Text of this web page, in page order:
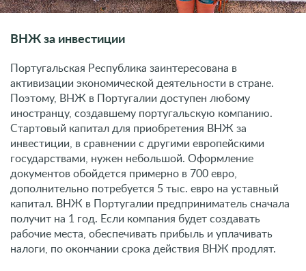
ВНЖ за инвестиции
Португальская Республика заинтересована в
активизации экономической деятельности в стране.
Поэтому, ВНЖ в Португалии доступен любому
иностранцу, создавшему португальскую компанию.
Стартовый капитал для приобретения ВНЖ за
инвестиции, в сравнении с другими европейскими
государствами, нужен небольшой. Оформление
документов обойдется примерно в 700 евро,
дополнительно потребуется 5 тыс. евро на уставный
капитал. ВНЖ в Португалии предприниматель сначала
получит на 1 год. Если компания будет создавать
рабочие места, обеспечивать прибыль и уплачивать
налоги, по окончании срока действия ВНЖ продлят.